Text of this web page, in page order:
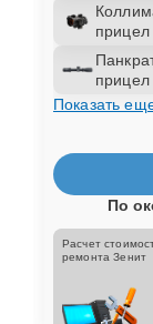
прицел
прицел
Показать
По
Расчет
ремонта Зенит